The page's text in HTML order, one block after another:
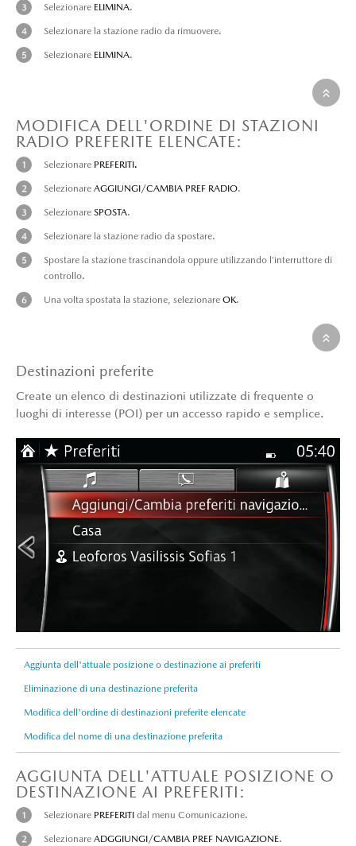
Selezionare ELIMINA.
Selezionare la stazione radio da rimuovere.
Selezionare ELIMINA.
MODIFICA DELL'ORDINE DI STAZIONI
RADIO PREFERITE ELENCATE:
Selezionare PREFERITI.
Selezionare AGGIUNGI/CAMBIA PREF RADIO.
Selezionare SPOSTA.
Selezionare la stazione radio da spostare.
Spostare la stazione trascinandola oppure utilizzando l’interruttore di
controllo.
Una volta spostata la stazione, selezionare OK.
Destinazioni preferite
Create un elenco di destinazioni utilizzate di frequente o
luoghi di interesse (POI) per un accesso rapido e semplice.
Aggiunta dell'attuale posizione o destinazione ai preferiti
Eliminazione di una destinazione preferita
Modifica dell'ordine di destinazioni preferite elencate
Modifica del nome di una destinazione preferita
AGGIUNTA DELL'ATTUALE POSIZIONE O
DESTINAZIONE AI PREFERITI:
Selezionare PREFERITI dal menu Comunicazione.
Selezionare ADGGIUNGI/CAMBIA PREF NAVIGAZIONE.